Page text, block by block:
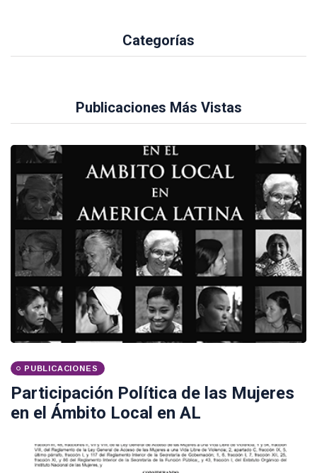
Categorías
Publicaciones Más Vistas
PUBLICACIONES
Participación Política de las Mujeres
en el Ámbito Local en AL